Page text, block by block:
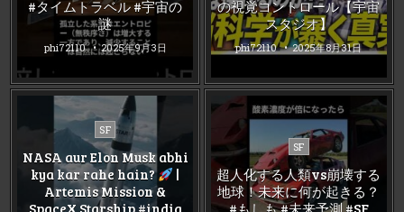
#タイムトラベル #宇宙の
謎
phi72110 2025年9月3日
の視覚コントロール【宇宙
スタジオ】
phi72110 2025年8月31日
Posted
in
SF
NASA aur Elon Musk abhi
kya kar rahe hain?
|
Artemis Mission &
Posted
in
SF
超人化する人類vs崩壊する
地球！未来に何が起きる？